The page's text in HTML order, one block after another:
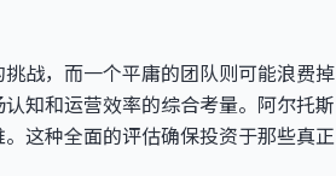
战，而一个平庸的团队则可能浪费掉
知和运营效率的综合考量。阿尔托斯
这种全面的评估确保投资于那些真正